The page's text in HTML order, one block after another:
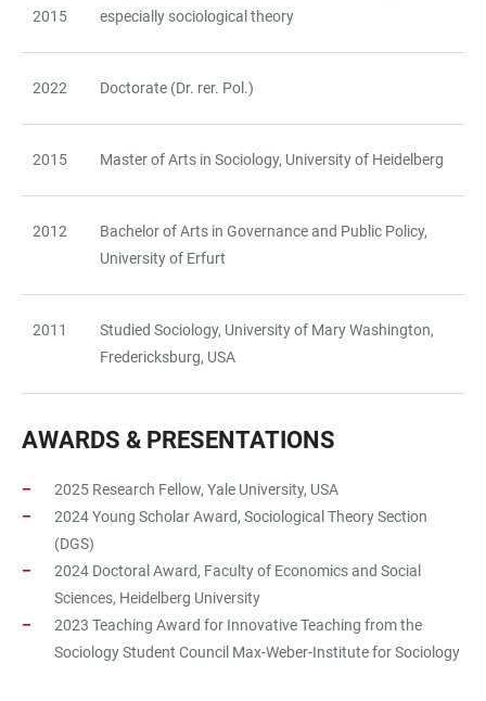
TABLE
2015
especially sociological theory
2022 Doctorate (Dr. rer. Pol.)
2015 Master of Arts in Sociology, University of Heidelberg
2012
Bachelor of Arts in Governance and Public Policy,
University of Erfurt
2011
Studied Sociology, University of Mary Washington,
Fredericksburg, USA
AWARDS & PRESENTATIONS
2025 Research Fellow, Yale University, USA
2024 Young Scholar Award, Sociological Theory Section
(DGS)
2024 Doctoral Award, Faculty of Economics and Social
Sciences, Heidelberg University
2023 Teaching Award for Innovative Teaching from the
Sociology Student Council Max-Weber-Institute for Sociology